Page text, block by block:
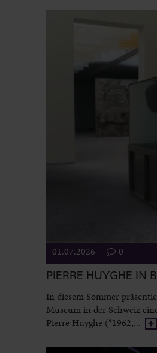
01.07.2026 0
PIERRE HUYGHE IN
In diesem Sommer
Museum in der Schweiz
Pierre Huyghe (*1962,...